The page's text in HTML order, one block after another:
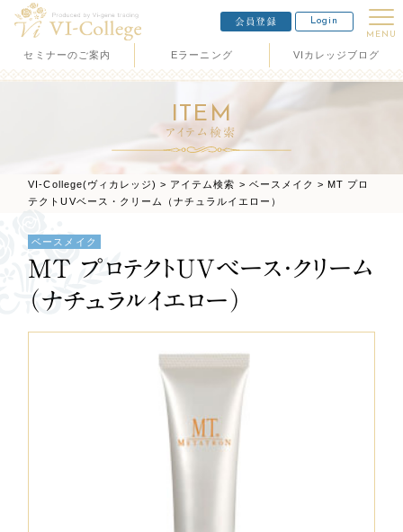
会員登録 Login
MENU
セミナーのご案内 Eラーニング VIカレッジブログ
ITEM
アイテム検索
VI-College(ヴィカレッジ) > アイテム検索 > ベースメイク > MT プロ
テクトUVベース・クリーム（ナチュラルイエロー）
ベースメイク
MT プロテクトUVベース・クリーム
（ナチュラルイエロー）